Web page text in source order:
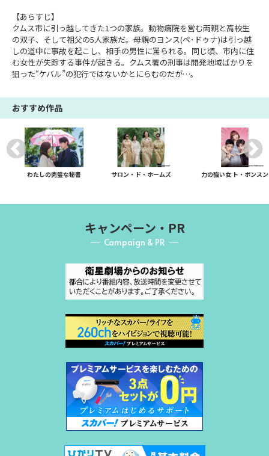
【あらすじ】
クムス市に引っ越してきた1つの家族。動物病院を営む両親と高校生
の双子、そして祖父の5人家族だ。母親のヨンス(ペ･ドゥナ)は引っ越
しの道中に事故を起こし、相手の男性に罵られる。同じ頃、市内に住
む女性が失踪する事件が起きる。クムス署の刑事は開発地域ばかりを
狙った“ケバル”の犯行ではないかとにらむのだが…。
おすすめ作品
わたしの完璧な秘書 サロン・ド・ホームズ 力の強い女 ト・ボンスン
キャンペーン・PR
Campaign & PR